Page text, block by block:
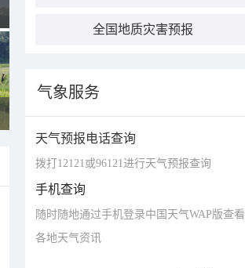
全国地质灾害预报
气象服务
天气预报电话查询
拨打12121或96121进行天气预报查询
手机查询
随时随地通过手机登录中国天气WAP版查看
各地天气资讯